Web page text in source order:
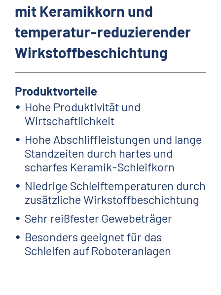
mit Keramikkorn und
temperatur-reduzierender
Wirkstoffbeschichtung
Produktvorteile
Hohe Produktivität und
Wirtschaftlichkeit
Hohe Abschliffleistungen und lange
Standzeiten durch hartes und
scharfes Keramik-Schleifkorn
Niedrige Schleiftemperaturen durch
zusätzliche Wirkstoffbeschichtung
Sehr reißfester Gewebeträger
Besonders geeignet für das
Schleifen auf Roboteranlagen